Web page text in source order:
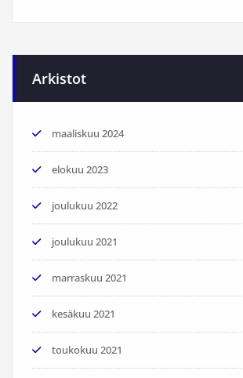
Arkistot
maaliskuu 2024
elokuu 2023
joulukuu 2022
joulukuu 2021
marraskuu 2021
kesäkuu 2021
toukokuu 2021